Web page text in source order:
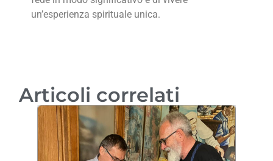
un’esperienza spirituale unica.
Articoli correlati